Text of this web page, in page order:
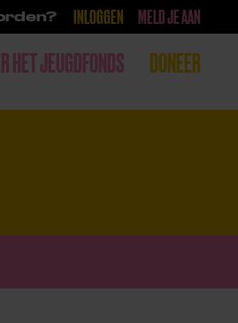
INLOGGEN MELD JE AAN
HET JEUGDFONDS DONEER